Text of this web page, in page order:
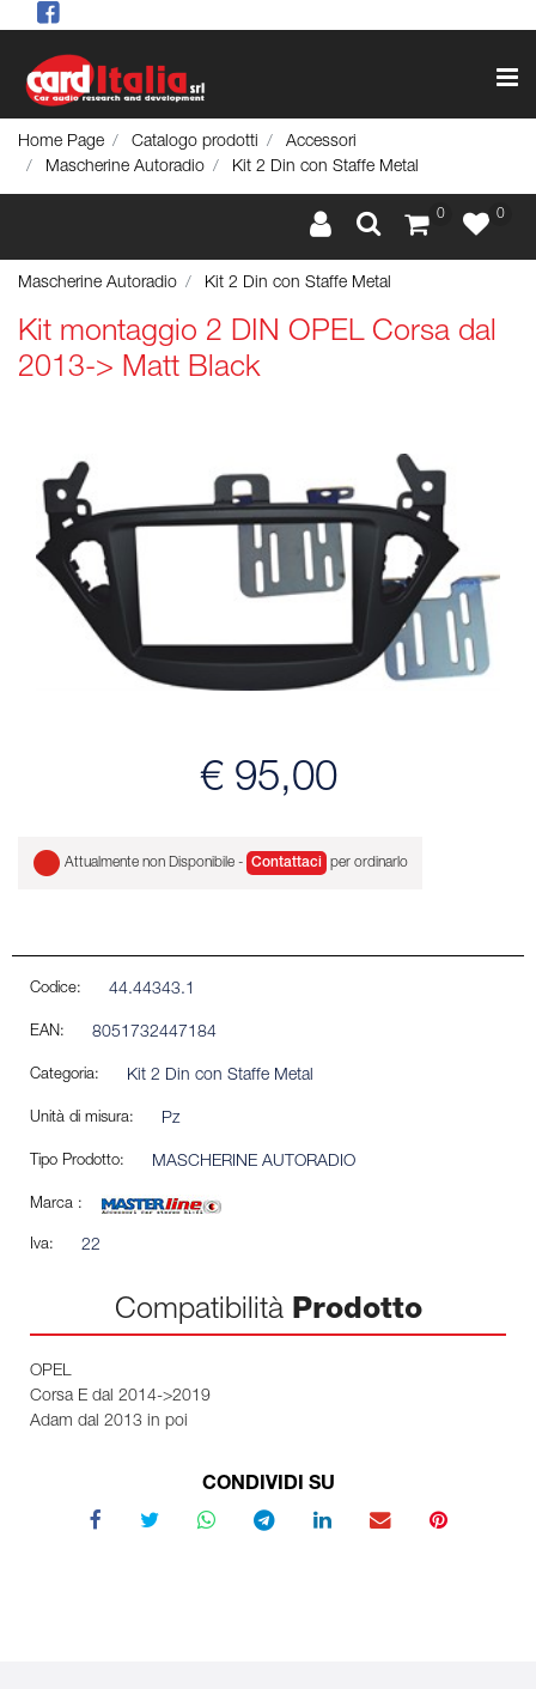
Home Page Catalogo prodotti
Accessori
Mascherine Autoradio
Kit 2 Din con Staffe Metal
0 0
Mascherine Autoradio Kit 2 Din con Staffe Metal
Kit montaggio 2 DIN OPEL Corsa dal
2013-> Matt Black
€ 95,00
Attualmente non Disponibile - Contattaci per ordinarlo
Codice: 44.44343.1
EAN: 8051732447184
Categoria: Kit 2 Din con Staffe Metal
Unità di misura: Pz
Tipo Prodotto: MASCHERINE AUTORADIO
Marca :
Iva: 22
Compatibilità Prodotto
OPEL
Corsa E dal 2014->2019
Adam dal 2013 in poi
CONDIVIDI SU